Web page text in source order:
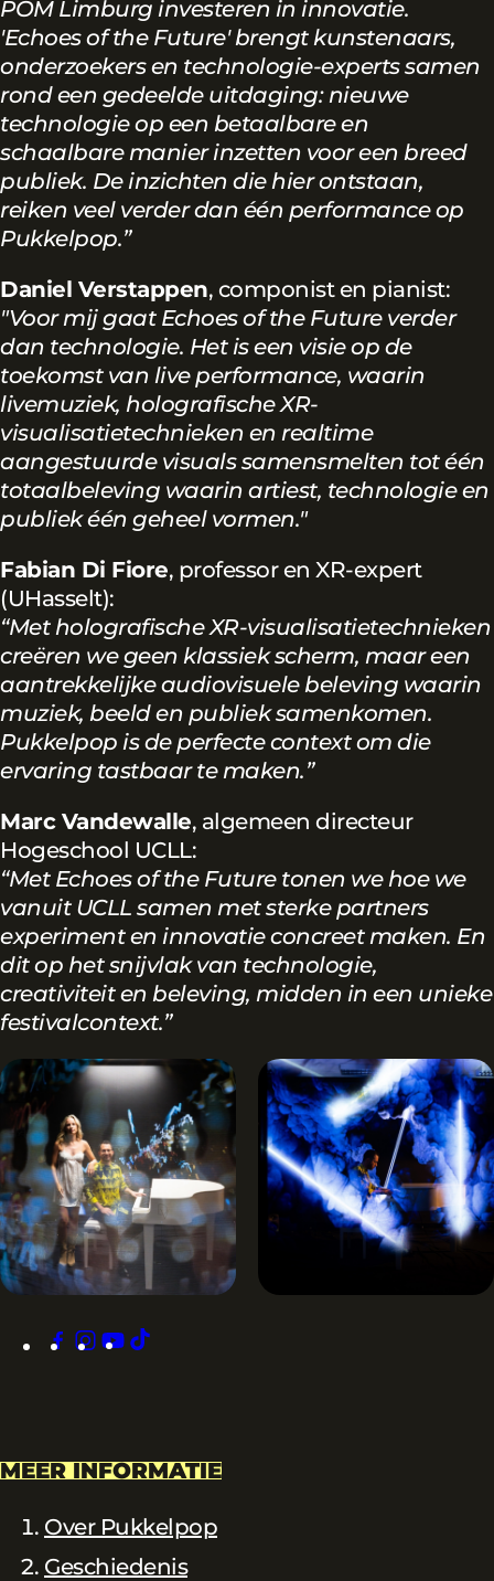
POM Limburg investeren in innovatie.
'Echoes of the Future' brengt kunstenaars,
onderzoekers en technologie-experts samen
rond een gedeelde uitdaging: nieuwe
technologie op een betaalbare en
schaalbare manier inzetten voor een breed
publiek. De inzichten die hier ontstaan,
reiken veel verder dan één performance op
Pukkelpop.”
Daniel Verstappen, componist en pianist:
"Voor mij gaat Echoes of the Future verder
dan technologie. Het is een visie op de
toekomst van live performance, waarin
livemuziek, holografische XR-
visualisatietechnieken en realtime
aangestuurde visuals samensmelten tot één
totaalbeleving waarin artiest, technologie en
publiek één geheel vormen."
Fabian Di Fiore, professor en XR-expert
(UHasselt):
“Met holografische XR-visualisatietechnieken
creëren we geen klassiek scherm, maar een
aantrekkelijke audiovisuele beleving waarin
muziek, beeld en publiek samenkomen.
Pukkelpop is de perfecte context om die
ervaring tastbaar te maken.”
Marc Vandewalle, algemeen directeur
Hogeschool UCLL:
“Met Echoes of the Future tonen we hoe we
vanuit UCLL samen met sterke partners
experiment en innovatie concreet maken. En
dit op het snijvlak van technologie,
creativiteit en beleving, midden in een unieke
festivalcontext.”
facebook
instagram
youtube
MEER INFORMATIE
Over Pukkelpop
Geschiedenis